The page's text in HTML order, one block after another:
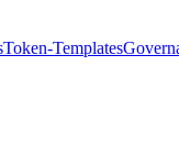
Token-Templates